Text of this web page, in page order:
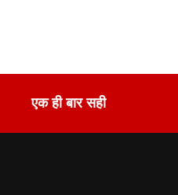
एक ही बार सही